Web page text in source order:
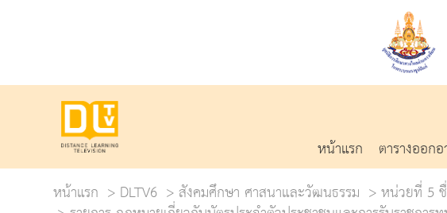
หน้าแรก ตารางออก
หน้าแรก
DLTV6 สังคมศึกษา ศาสนาและวัฒนธรรม หน่วยที่ 5